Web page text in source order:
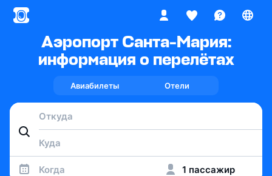
Аэропорт Санта-Мария:
информация о перелётах
Авиабилеты Отели
Когда 1 пассажир